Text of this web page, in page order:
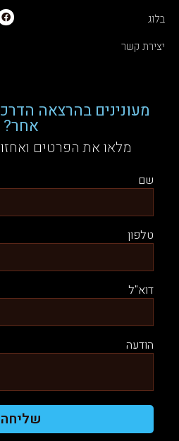
בלוג
יצירת קשר
מעונינים בהרצאה
אחר?
מלאו את הפרטים
שם
טלפון
דוא"ל
הודעה
שליחה